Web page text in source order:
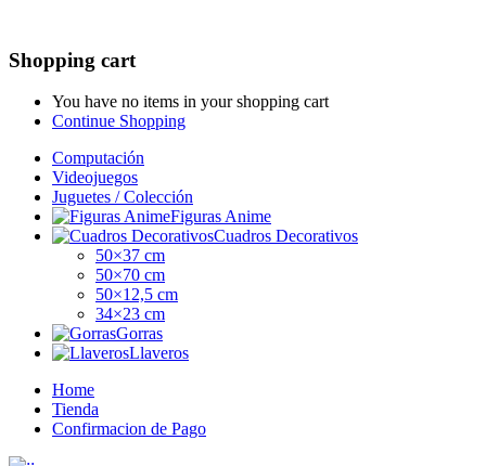
Shopping cart
You have no items in your shopping cart
Continue Shopping
Computación
Videojuegos
Juguetes / Colección
Figuras Anime
Cuadros Decorativos
50×37 cm
50×70 cm
50×12,5 cm
34×23 cm
Gorras
Llaveros
Home
Tienda
Confirmacion de Pago